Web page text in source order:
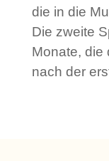
die in die
Die zweite
Monate, die
nach der